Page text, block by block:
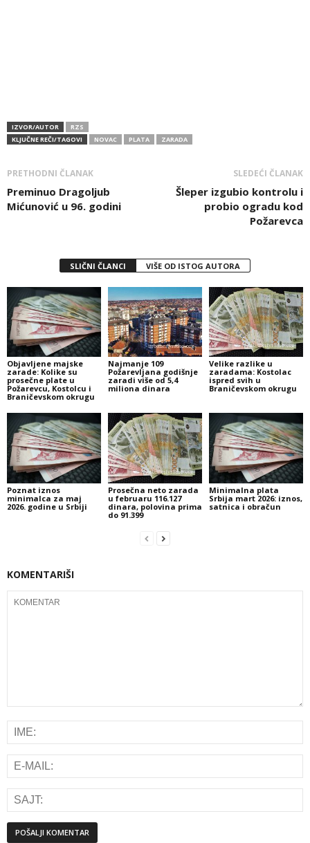
IZVOR/AUTOR
RZS
KLJUČNE REČI/TAGOVI
NOVAC PLATA ZARADA
PRETHODNI ČLANAK
Preminuo Dragoljub
Mićunović u 96. godini
SLEDEĆI ČLANAK
Šleper izgubio kontrolu i
probio ogradu kod
Požarevca
SLIČNI ČLANCI VIŠE OD ISTOG AUTORA
Objavljene majske
zarade: Kolike su
prosečne plate u
Požarevcu, Kostolcu i
Braničevskom okrugu
Najmanje 109
Požarevljana godišnje
zaradi više od 5,4
miliona dinara
Velike razlike u
zaradama: Kostolac
ispred svih u
Braničevskom okrugu
Poznat iznos
minimalca za maj
2026. godine u Srbiji
Prosečna neto zarada
u februaru 116.127
dinara, polovina prima
do 91.399
Minimalna plata
Srbija mart 2026: iznos,
satnica i obračun
KOMENTARIŠI